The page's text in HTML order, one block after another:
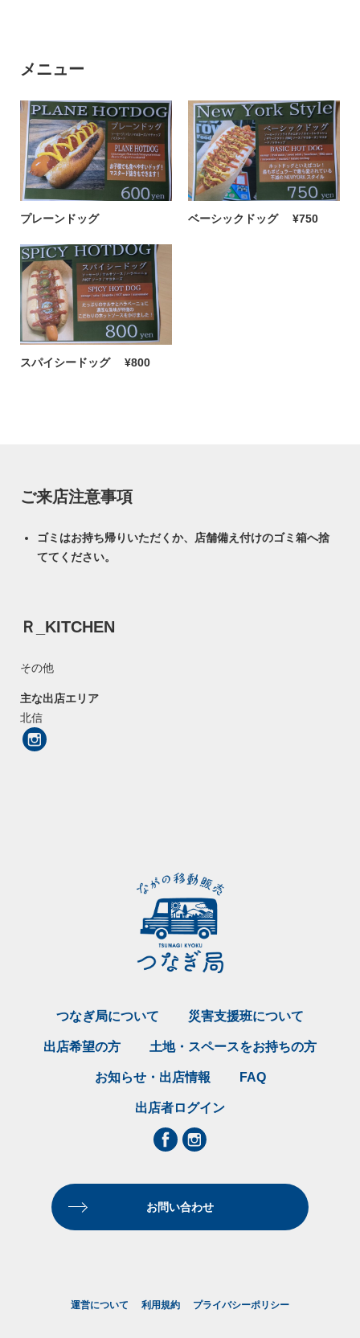
メニュー
プレーンドッグ ベーシックドッグ ¥750
スパイシードッグ ¥800
ご来店注意事項
ゴミはお持ち帰りいただくか、店舗備え付けのゴミ箱へ捨
ててください。
Ｒ_KITCHEN
その他
主な出店エリア
北信
つなぎ局について 災害支援班について
出店希望の方 土地・スペースをお持ちの方
お知らせ・出店情報 FAQ
出店者ログイン
お問い合わせ
運営について 利用規約 プライバシーポリシー